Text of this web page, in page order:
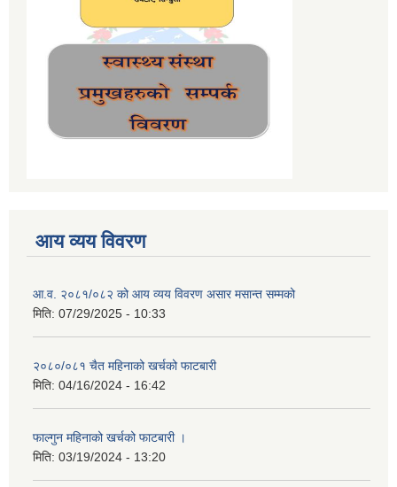
आय व्यय विवरण
आ.व. २०८१/०८२ को आय व्यय विवरण असार मसान्त सम्मको
मिति: 07/29/2025 - 10:33
२०८०/०८१ चैत महिनाको खर्चको फाटबारी
मिति: 04/16/2024 - 16:42
फाल्गुन महिनाको खर्चको फाटबारी ।
मिति: 03/19/2024 - 13:20